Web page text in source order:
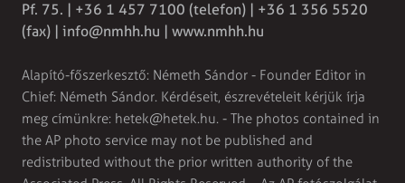
Pf. 75. | +36 1 457 7100 (telefon) | +36 1 356 5520
(fax) | info@nmhh.hu | www.nmhh.hu
Alapító-főszerkesztő: Németh Sándor - Founder Editor in
Chief: Németh Sándor. Kérdéseit, észrevételeit kérjük írja
meg címünkre: hetek@hetek.hu. - The photos contained in
the AP photo service may not be published and
redistributed without the prior written authority of the